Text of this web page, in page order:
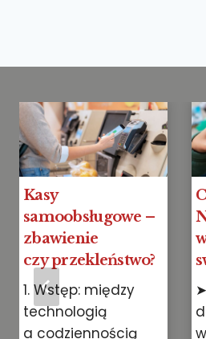
Kasy
samoobsługowe –
zbawienie
czy przekleństwo?
1. Wstęp: między
technologią
a codziennością